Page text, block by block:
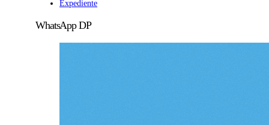
Expediente
WhatsApp DP